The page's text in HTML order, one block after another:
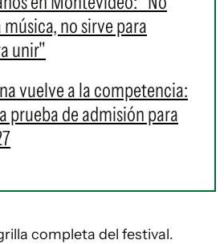
no sirve para
unir"
vuelve a la competencia:
prueba de admisión para
completa del festival.